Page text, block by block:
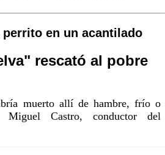
perrito en un acantilado
rescató al pobre
muerto allí de hambre, frío o
Miguel Castro, conductor del